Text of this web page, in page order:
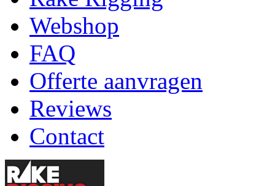
Webshop
FAQ
Offerte aanvragen
Reviews
Contact